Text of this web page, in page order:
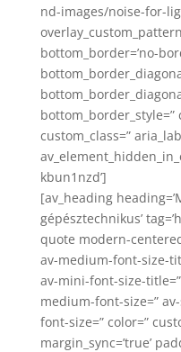
nd-images/noise-for-
bottom_border=’no-
bottom_border_style=”
custom_class=”
kbun1nzd’]
[av_heading
gépésztechnikus’
quote modern-
av-medium-font-size-
av-mini-font-size-
medium-font-size=”
font-size=” color=”
margin_sync=’true’